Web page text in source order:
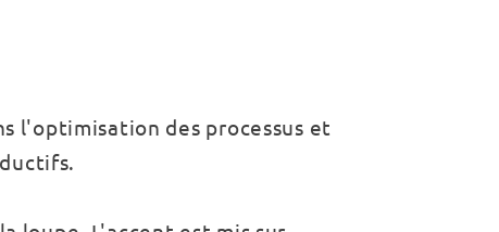
l'optimisation des processus et